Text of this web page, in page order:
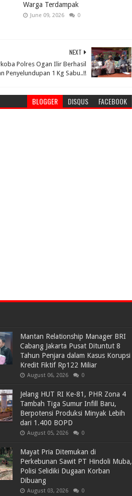
Warga Terdampak
June 09, 2026 0
NEXT
Polres Ogan Ilir Berhasil
Penyelundupan 1 Kg Sabu..!!
BLOGGER DISQUS FACEBOOK
Mantan Relationship Manager BRI
Cabang Jakarta Pusat Dituntut 8
Tahun Penjara dalam Kasus Korupsi
Kredit Fiktif Rp122 Miliar
August 06, 2026 0
Jelang HUT RI Ke-81, PHR Zona 4
Tambah Tiga Sumur Infill Baru,
Berpotensi Produksi Minyak Lebih
dari 1.400 BOPD
August 05, 2026 0
Mayat Pria Ditemukan di
Perkebunan Sawit PT Hindoli Muba,
Polisi Selidiki Dugaan Korban
Dibuang
August 03, 2026 0